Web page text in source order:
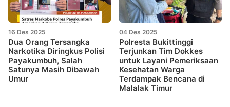
16 Des 2025
Dua Orang Tersangka
Narkotika Diringkus Polisi
Payakumbuh, Salah
Satunya Masih Dibawah
Umur
04 Des 2025
Polresta Bukittinggi
Terjunkan Tim Dokkes
untuk Layani Pemeriksaan
Kesehatan Warga
Terdampak Bencana di
Malalak Timur